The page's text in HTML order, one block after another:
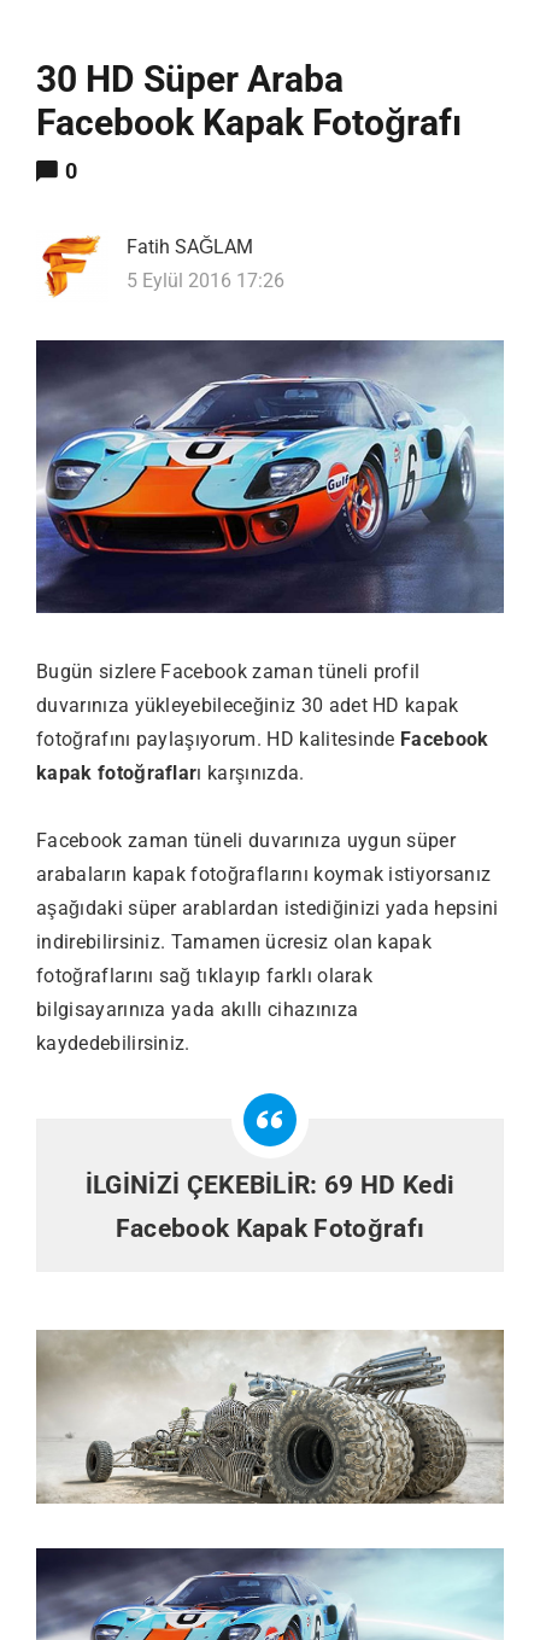
30 HD Süper Araba
Facebook Kapak Fotoğrafı
0
Fatih SAĞLAM
5 Eylül 2016 17:26
Bugün sizlere Facebook zaman tüneli profil
duvarınıza yükleyebileceğiniz 30 adet HD kapak
fotoğrafını paylaşıyorum. HD kalitesinde Facebook
kapak fotoğrafları karşınızda.
Facebook zaman tüneli duvarınıza uygun süper
arabaların kapak fotoğraflarını koymak istiyorsanız
aşağıdaki süper arablardan istediğinizi yada hepsini
indirebilirsiniz. Tamamen ücresiz olan kapak
fotoğraflarını sağ tıklayıp farklı olarak
bilgisayarınıza yada akıllı cihazınıza
kaydedebilirsiniz.
İLGİNİZİ ÇEKEBİLİR: 69 HD Kedi
Facebook Kapak Fotoğrafı